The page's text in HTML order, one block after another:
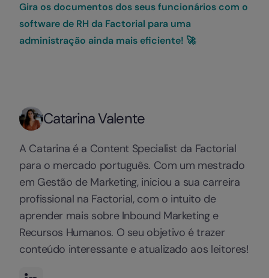
Gira os documentos dos seus funcionários com o
software de RH da Factorial para uma
administração ainda mais eficiente! 🚀
Catarina Valente
A Catarina é a Content Specialist da Factorial
para o mercado português. Com um mestrado
em Gestão de Marketing, iniciou a sua carreira
profissional na Factorial, com o intuito de
aprender mais sobre Inbound Marketing e
Recursos Humanos. O seu objetivo é trazer
conteúdo interessante e atualizado aos leitores!